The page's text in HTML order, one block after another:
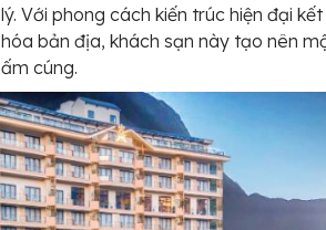
lý. Với phong cách kiến trúc hiện đại
hóa bản địa, khách sạn này tạo nên
ấm cúng.